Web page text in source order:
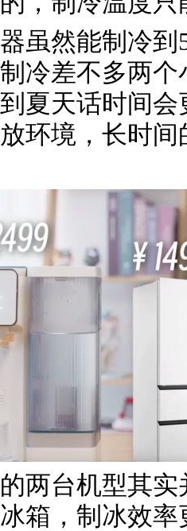
器虽然能制冷
冷差不多两
夏天话时间
环境，长时
两台机型其
箱，制冰效